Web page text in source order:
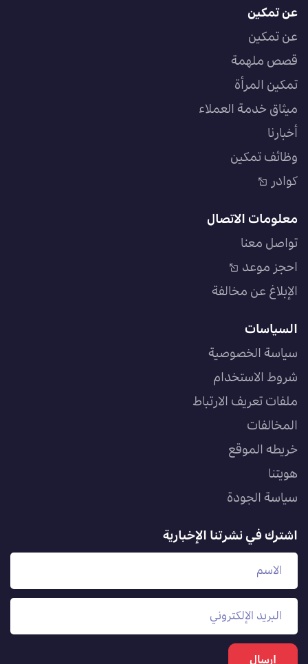
عن تمكين
عن تمكين
قصص ملهمة
تمكين المرأة
ميثاق خدمة العملاء
أخبارنا
وظائف تمكين
كوادر
معلومات الاتصال
تواصل معنا
احجز موعد
الإبلاغ عن مخالفة
السياسات
سياسة الخصوصية
شروط الاستخدام
ملفات تعريف الارتباط
المخالفات
خريطه الموقع
هويتنا
سياسة الجودة
اشترك في نشرتنا الإخبارية